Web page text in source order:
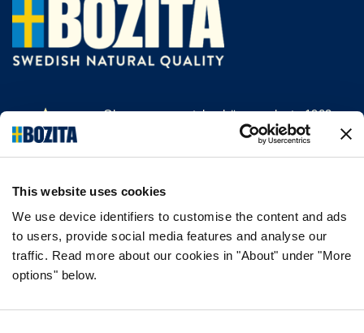
This website uses cookies
We use device identifiers to customise the content and ads
to users, provide social media features and analyse our
traffic. Read more about our cookies in "About" under "More
options" below.
Olemme menestyksekäs, vuodesta 1903
saakka kissan- ja koiranruokaa valmistava
yritys Vårgårdasta, Ruotsista. Pidämme
Teemme koiran- ja kissanruokaa
korkealaatuisista ainesosista ja ilman
tarpeettomia lisäaineita.